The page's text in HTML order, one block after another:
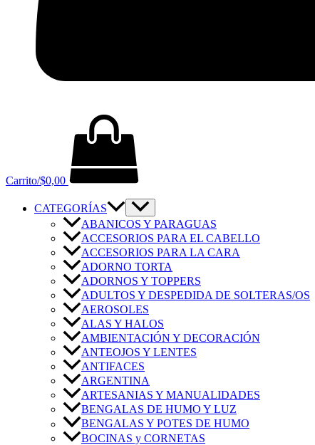
Carrito/$0,00
CATEGORÍAS
ABANICOS Y PARAGUAS
ACCESORIOS PARA EL CABELLO
ACCESORIOS PARA LA CARA
ADORNO TORTA
ADORNOS Y TOPPERS
ADULTOS Y DESPEDIDA DE SOLTERAS/OS
AEROSOLES
ALAS Y HALOS
AMBIENTACIÓN Y DECORACIÓN
ANTEOJOS Y LENTES
ANTIFACES
ARGENTINA
ARTESANIAS Y MANUALIDADES
BENGALAS DE HUMO Y LUZ
BENGALAS Y POTES DE HUMO
BOCINAS y CORNETAS